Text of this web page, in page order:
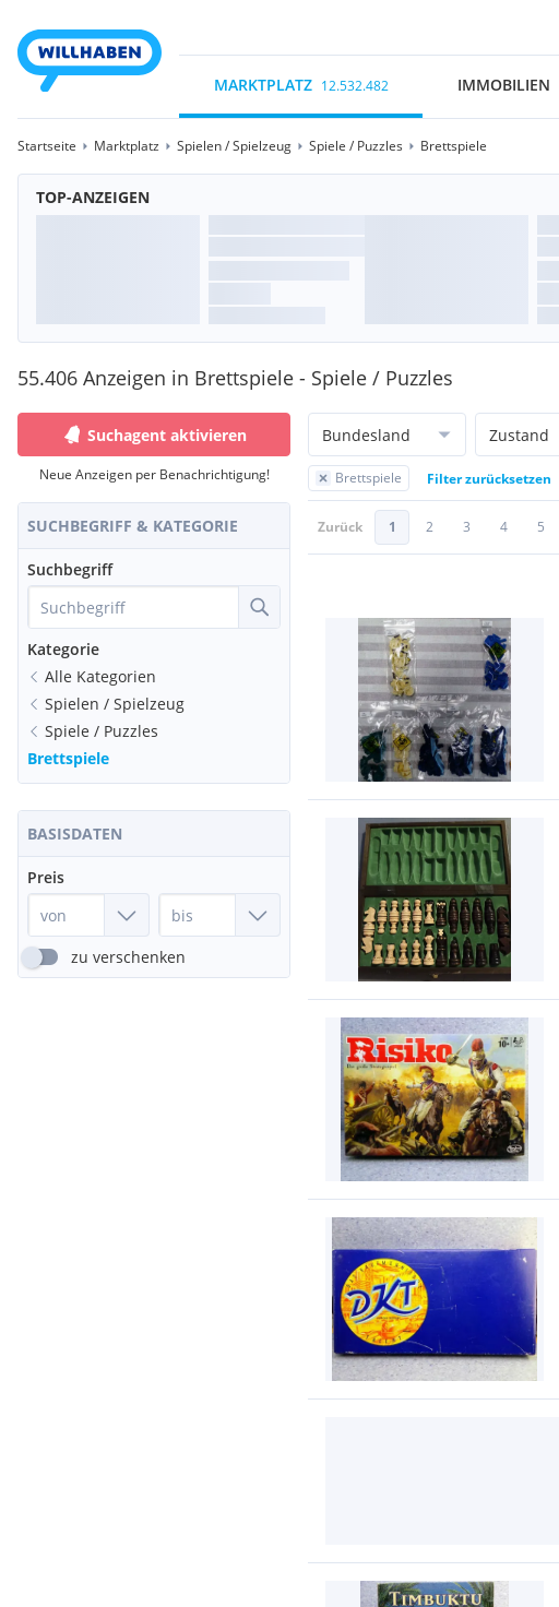
MARKTPLATZ 12.532.482 IMMOBILIEN
Startseite Marktplatz Spielen / Spielzeug Spiele / Puzzles Brettspiele
TOP-ANZEIGEN
55.406 Anzeigen in Brettspiele - Spiele / Puzzles
Suchagent aktivieren
Neue Anzeigen per Benachrichtigung!
SUCHBEGRIFF & KATEGORIE
Suchbegriff
Kategorie
Alle Kategorien
Spielen / Spielzeug
Spiele / Puzzles
Brettspiele
BASISDATEN
Preis
zu verschenken
Bundesland Zustand
Brettspiele Filter zurücksetzen
Zurück 1 2 3 4 5